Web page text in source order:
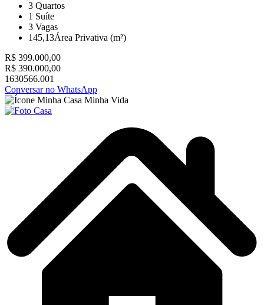
3 Quartos
1 Suíte
3 Vagas
145,13Área Privativa (m²)
R$ 399.000,00
R$ 390.000,00
1630566.001
Conversar no WhatsApp